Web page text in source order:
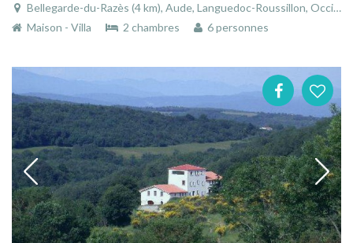
Bellegarde-du-Razès (4 km), Aude, Languedoc-Roussillon, Occitanie, France
Maison - Villa
2 chambres 6 personnes